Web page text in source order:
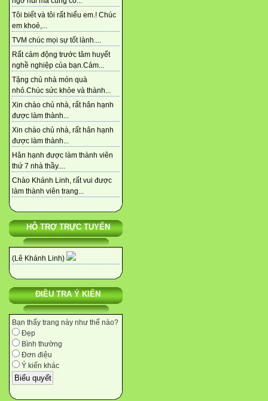
Tôi biết và tôi rất hiểu em.! Chúc
em khoẻ,...
TVM chúc mọi sự tốt lành....
Rất cảm động trước tâm huyết
nghề nghiệp của bạn.Cảm...
Tặng chủ nhà món quà
nhỏ.Chúc sức khỏe và thành...
Xin chào chủ nhà, rất hân hạnh
được làm thành...
Xin chào chủ nhà, rất hân hạnh
được làm thành...
Hân hạnh được làm thành viên
thứ 7 nhà thầy....
Chào Khánh Linh, rất vui được
làm thành viên trang...
HỖ TRỢ TRỰC TUYẾN
(Lê Khánh Linh)
ĐIỀU TRA Ý KIẾN
Bạn thấy trang này như thế nào?
Đẹp
Bình thường
Đơn điệu
Ý kiến khác